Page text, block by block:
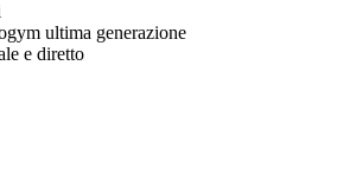
ultima generazione
e diretto